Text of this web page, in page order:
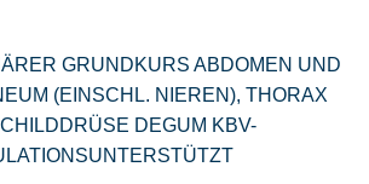
GRUNDKURS ABDOMEN UND
(EINSCHL. NIEREN), THORAX
DEGUM KBV-